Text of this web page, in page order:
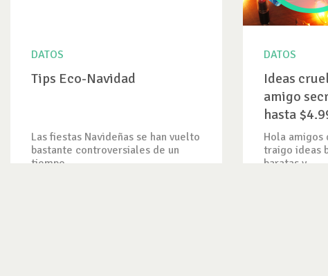
DATOS
Tips Eco-Navidad
Las fiestas Navideñas se han vuelto
bastante controversiales de un
tiempo...
DATOS
Ideas
amigo
hasta
Hola amigos
traigo ideas
baratas y...